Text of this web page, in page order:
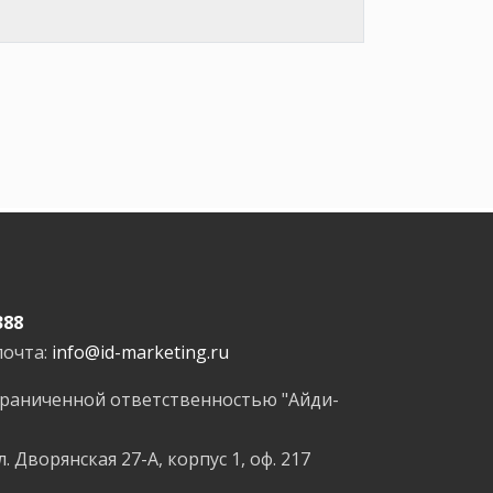
info@id-marketing.ru
ответственностью "Айди-
Дворянская 27-А, корпус 1, оф. 217